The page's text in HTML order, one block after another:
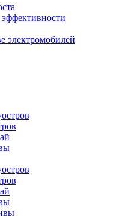
электромобилей